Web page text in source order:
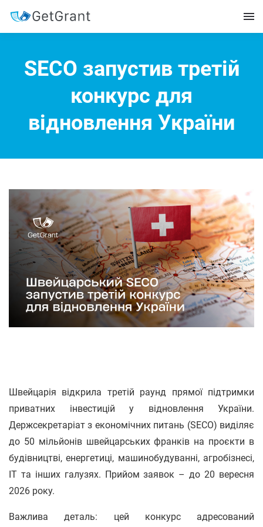
SECO запустив третій
конкурс для
відновлення України
Швейцарія відкрила третій раунд прямої підтримки
приватних інвестицій у відновлення України.
Держсекретаріат з економічних питань (SECO) виділяє
до 50 мільйонів швейцарських франків на проєкти в
будівництві, енергетиці, машинобудуванні, агробізнесі,
IT та інших галузях. Прийом заявок – до 20 вересня
2026 року.
Важлива деталь: цей конкурс адресований